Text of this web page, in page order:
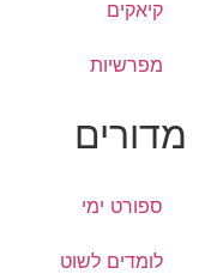
קיאקים
מפרשיות
מדורים
ספורט ימי
לומדים לשוט